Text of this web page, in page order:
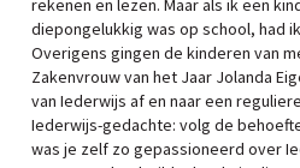
rekenen en lezen. Maar als ik een
diepongelukkig was op school, had
Overigens gingen de kinderen van
Zakenvrouw van het Jaar Jolanda
van Iederwijs af en naar een
Iederwijs-gedachte: volg de
was je zelf zo gepassioneerd over